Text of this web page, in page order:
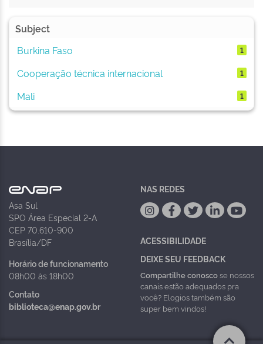
Subject
Burkina Faso
1
Cooperação técnica internacional 1
Mali 1
Asa Sul
SPO Área Especial 2-A
CEP 70.610-900
Brasília/DF
Horário de funcionamento
08h00 às 18h00
Contato
biblioteca@enap.gov.br
NAS REDES
ACESSIBILIDADE
DEIXE SEU FEEDBACK
Compartilhe conoscose nossos
canais estão adequados pra
você? Elogios também são
super bem vindos!